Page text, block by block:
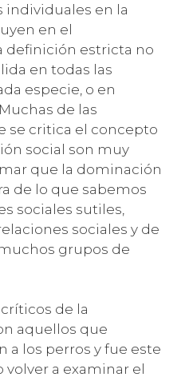
individuales en la
en el
definición estricta no
en todas las
especie, o en
de las
se critica el concepto
social son muy
que la dominación
de lo que sabemos
sociales sutiles,
sociales y de
grupos de
de la
aquellos que
a los perros y fue este
a examinar el